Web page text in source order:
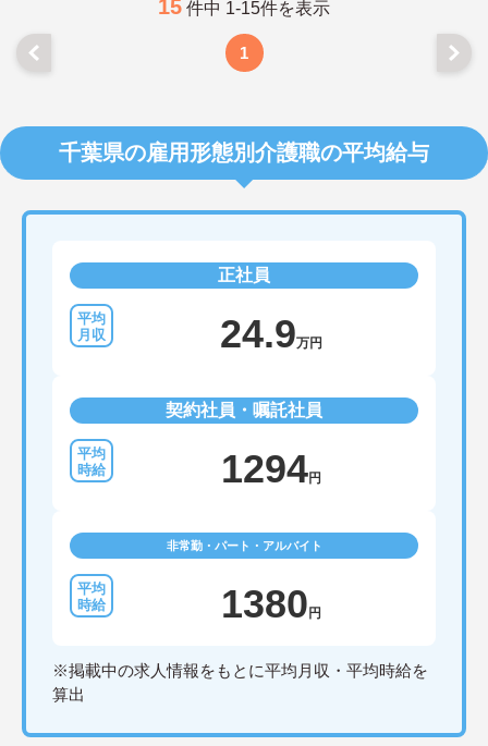
15 件中 1-15件を表示
1
千葉県の雇用形態別介護職の平均給与
正社員
24.9万円
契約社員・嘱託社員
1294円
非常勤・パート・アルバイト
1380円
※掲載中の求人情報をもとに平均月収・平均時給を
算出